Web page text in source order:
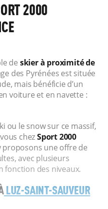
2000
de skier à proximité de
des Pyrénées est située
mais bénéficie d’un
voiture et en navette :
ou le snow sur ce massif,
chezSport 2000
proposons une offre de
avec plusieurs
fonction des niveaux.
LUZ-SAINT-SAUVEUR